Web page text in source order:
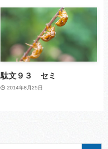
駄文９３ セミ
2014年8月25日